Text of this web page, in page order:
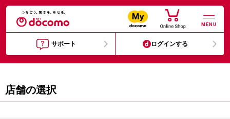
MENU
サポート ログインする
店舗の選択